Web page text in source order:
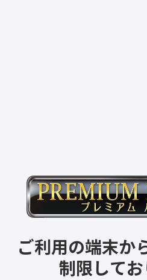
ご利用の端末か
制限してお